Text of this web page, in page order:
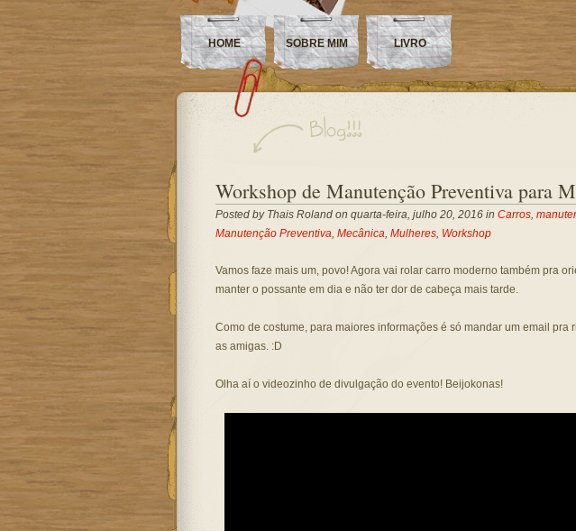
HOME SOBRE MIM LIVRO
Workshop de Manutenção Preventiva para
Posted by Thais Rolandon quarta-feira, julho 20, 2016 in Carros,
Manutenção Preventiva, Mecânica, Mulheres, Workshop
Vamos faze mais um, povo! Agora vai rolar carro moderno também pra
manter o possante em dia e não ter dor de cabeça mais tarde.
Como de costume, para maiores informações é só mandar um email pra
as amigas. :D
Olha aí o videozinho de divulgação do evento! Beijokonas!